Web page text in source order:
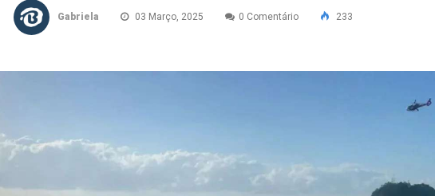
Gabriela 03 Março, 2025 0 Comentário 233